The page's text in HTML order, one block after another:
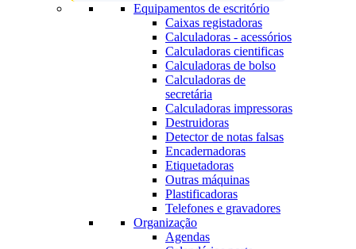
Equipamentos de escritório
Caixas registadoras
Calculadoras - acessórios
Calculadoras cientificas
Calculadoras de bolso
Calculadoras de
secretária
Calculadoras impressoras
Destruidoras
Detector de notas falsas
Encadernadoras
Etiquetadoras
Outras máquinas
Plastificadoras
Telefones e gravadores
Organização
Agendas